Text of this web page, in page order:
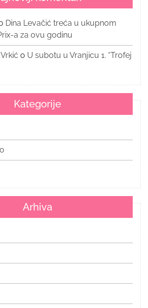
Dina Levačić treća u ukupnom
a za ovu godinu
o U subotu u Vranjicu 1. “Trofej
Kategorije
Arhiva